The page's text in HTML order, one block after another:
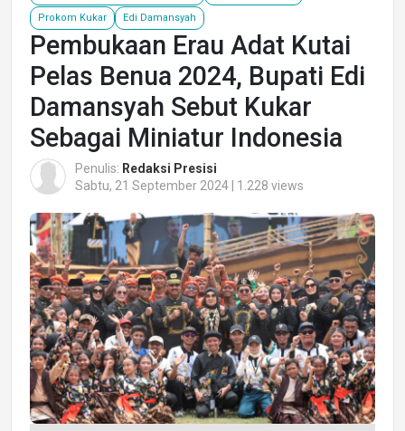
Prokom Kukar Edi Damansyah
Pembukaan Erau Adat Kutai
Pelas Benua 2024, Bupati Edi
Damansyah Sebut Kukar
Sebagai Miniatur Indonesia
Penulis: Redaksi Presisi
Sabtu, 21 September 2024 | 1.228 views